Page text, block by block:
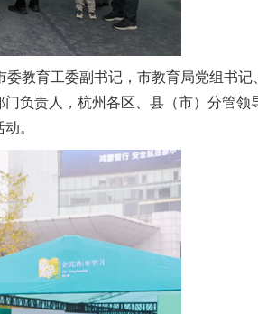
教育工委副书记，市教育局党组书记
负责人，杭州各区、县（市）分管领
。